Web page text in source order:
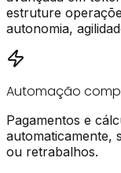
estruture
autonomia,
Automação
Pagamentos e
automaticamente,
ou retrabalhos.